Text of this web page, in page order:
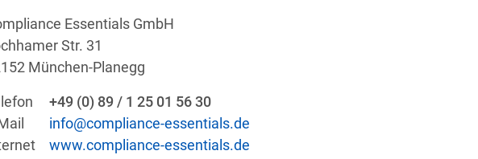
Essentials GmbH
Str. 31
München-Planegg
+49 (0) 89 / 1 25 01 56 30
info@compliance-essentials.de
www.compliance-essentials.de